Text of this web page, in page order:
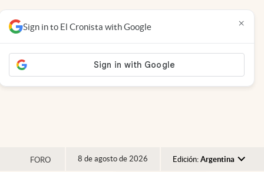
FORO 8 de agosto de 2026 Edición: Argentina
Sign in to El Cronista with Google ×